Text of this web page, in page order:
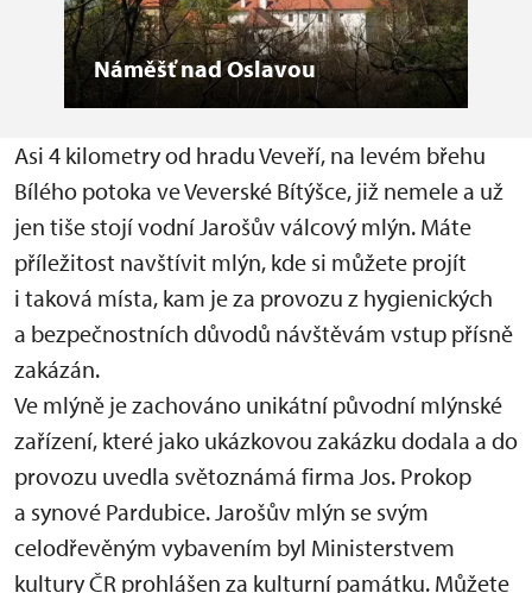
Náměšť nad Oslavou
Asi 4 kilometry od hradu Veveří, na levém břehu
Bílého potoka ve Veverské Bítýšce, již nemele a už
jen tiše stojí vodní Jarošův válcový mlýn. Máte
příležitost navštívit mlýn, kde si můžete projít
i taková místa, kam je za provozu z hygienických
a bezpečnostních důvodů návštěvám vstup přísně
zakázán.
Ve mlýně je zachováno unikátní původní mlýnské
zařízení, které jako ukázkovou zakázku dodala a do
provozu uvedla světoznámá firma Jos. Prokop
a synové Pardubice. Jarošův mlýn se svým
celodřevěným vybavením byl Ministerstvem
kultury ČR prohlášen za kulturní památku. Můžete